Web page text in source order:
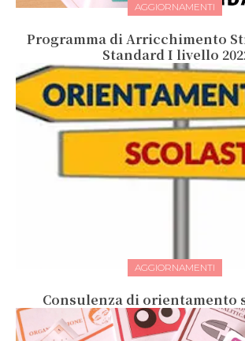
AGGIORNAMENTI
Programma di Arricchimento
Standard I livello
AGGIORNAMENTI
Consulenza di orientamento